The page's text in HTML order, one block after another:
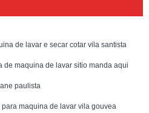
de lavar e secar cotar vila santista
de maquina de lavar sitio manda aqui
paulista
maquina de lavar vila gouvea